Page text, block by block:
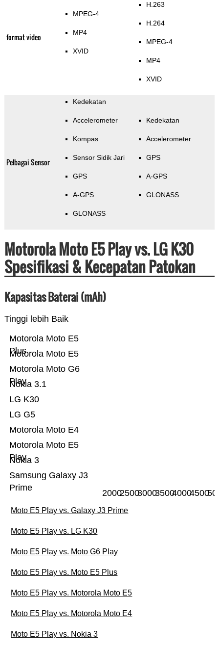
format video
MPEG-4
MP4
XVID
H.263
H.264
MPEG-4
MP4
XVID
Pelbagai Sensor
Kedekatan
Accelerometer
Kompas
Sensor Sidik Jari
GPS
A-GPS
GLONASS
Kedekatan
Accelerometer
GPS
A-GPS
GLONASS
Motorola Moto E5 Play vs. LG K30
Spesifikasi & Kecepatan Patokan
Kapasitas Baterai (mAh)
Tinggi lebih Baik
Samsung Galaxy J3
Prime
Nokia 3
Motorola Moto E5
Play
Motorola Moto E4
LG G5
LG K30
Nokia 3.1
Motorola Moto G6
Play
Motorola Moto E5
Motorola Moto E5
Plus
200025003000350040004500
Moto E5 Play vs. Galaxy J3 Prime
Moto E5 Play vs. LG K30
Moto E5 Play vs. Moto G6 Play
Moto E5 Play vs. Moto E5 Plus
Moto E5 Play vs. Motorola Moto E5
Moto E5 Play vs. Motorola Moto E4
Moto E5 Play vs. Nokia 3